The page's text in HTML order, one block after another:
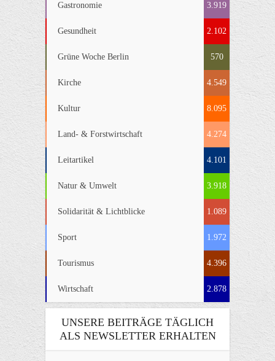
Gastronomie 3.919
Gesundheit 2.102
Grüne Woche Berlin 570
Kirche 4.549
Kultur 8.095
Land- & Forstwirtschaft 4.274
Leitartikel 4.101
Natur & Umwelt 3.918
Solidarität & Lichtblicke 1.089
Sport 1.972
Tourismus 4.396
Wirtschaft 2.878
UNSERE BEITRÄGE TÄGLICH
ALS NEWSLETTER ERHALTEN